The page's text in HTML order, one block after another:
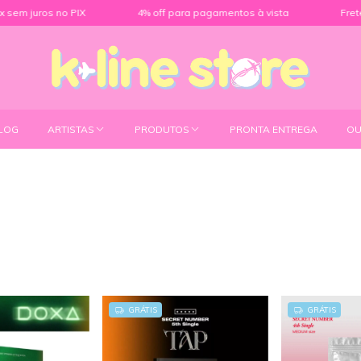
juros no PIX 4% off para pagamentos à vista Frete
ARTISTAS PRODUTOS PRONTA ENTREGA
GRÁTIS GRÁTIS